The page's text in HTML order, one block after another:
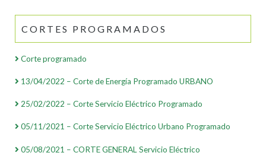
CORTES PROGRAMADOS
Corte programado
13/04/2022 – Corte de Energía Programado URBANO
25/02/2022 – Corte Servicio Eléctrico Programado
05/11/2021 – Corte Servicio Eléctrico Urbano Programado
05/08/2021 – CORTE GENERAL Servicio Eléctrico